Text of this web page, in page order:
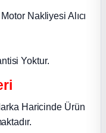
Nakliyesi Alıcı
Yoktur.
Haricinde Ürün